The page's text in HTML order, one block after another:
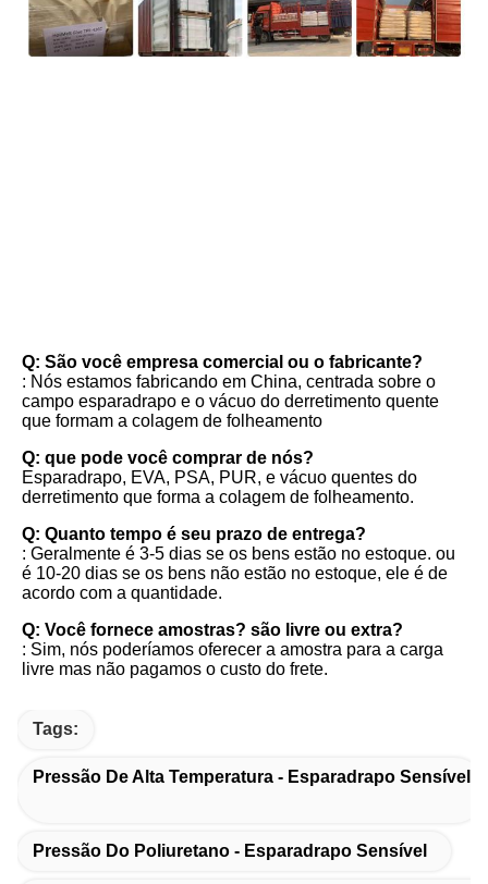
Q: São você empresa comercial ou o fabricante?
: Nós estamos fabricando em China, centrada sobre o
campo esparadrapo e o vácuo do derretimento quente
que formam a colagem de folheamento
Q: que pode você comprar de nós?
Esparadrapo, EVA, PSA, PUR, e vácuo quentes do
derretimento que forma a colagem de folheamento.
Q: Quanto tempo é seu prazo de entrega?
: Geralmente é 3-5 dias se os bens estão no estoque. ou
é 10-20 dias se os bens não estão no estoque, ele é de
acordo com a quantidade.
Q: Você fornece amostras? são livre ou extra?
: Sim, nós poderíamos oferecer a amostra para a carga
livre mas não pagamos o custo do frete.
Tags:
Pressão De Alta Temperatura - Esparadrapo Sensível
Pressão Do Poliuretano - Esparadrapo Sensível